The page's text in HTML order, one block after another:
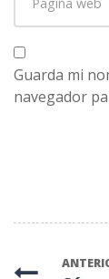
web
Guarda mi
navegador